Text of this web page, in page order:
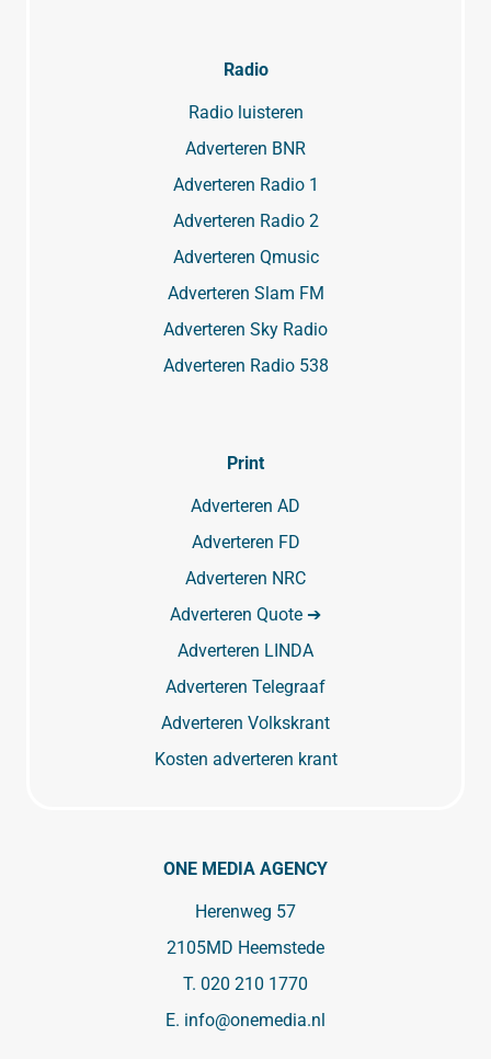
Radio
Radio luisteren
Adverteren BNR
Adverteren Radio 1
Adverteren Radio 2
Adverteren Qmusic
Adverteren Slam FM
Adverteren Sky Radio
Adverteren Radio 538
Print
Adverteren AD
Adverteren FD
Adverteren NRC
Adverteren Quote ➔
Adverteren LINDA
Adverteren Telegraaf
Adverteren Volkskrant
Kosten adverteren krant
ONE MEDIA AGENCY
Herenweg 57
2105MD Heemstede
T. 020 210 1770
E. info@onemedia.nl